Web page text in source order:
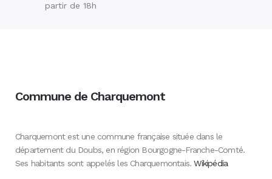
partir de 18h
Commune de Charquemont
Charquemont est une commune française située dans le
département du Doubs, en région Bourgogne-Franche-Comté.
Ses habitants sont appelés les Charquemontais.Wikipédia